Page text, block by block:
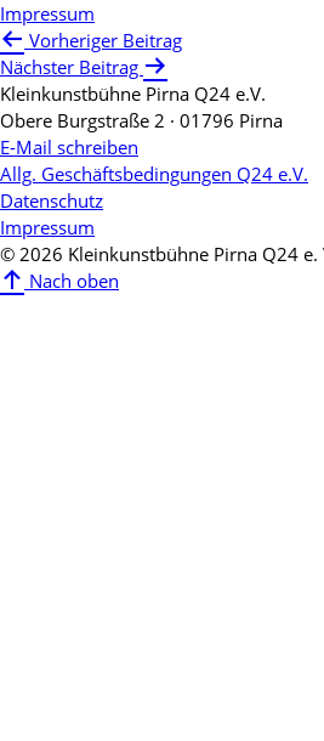
Impressum
Beitragsnavigation
Vorheriger Beitrag
Nächster Beitrag
Kleinkunstbühne Pirna Q24 e.V.
Obere Burgstraße 2 · 01796 Pirna
E-Mail schreiben
Allg. Geschäftsbedingungen Q24 e.V.
Datenschutz
Impressum
© 2026 Kleinkunstbühne Pirna Q24 e.
Nach oben